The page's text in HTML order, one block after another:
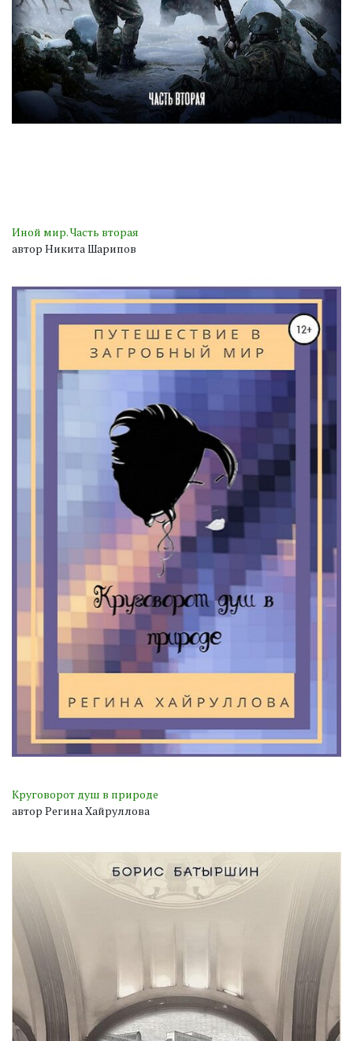
Иной мир. Часть вторая
автор Никита Шарипов
Круговорот душ в природе
автор Регина Хайруллова